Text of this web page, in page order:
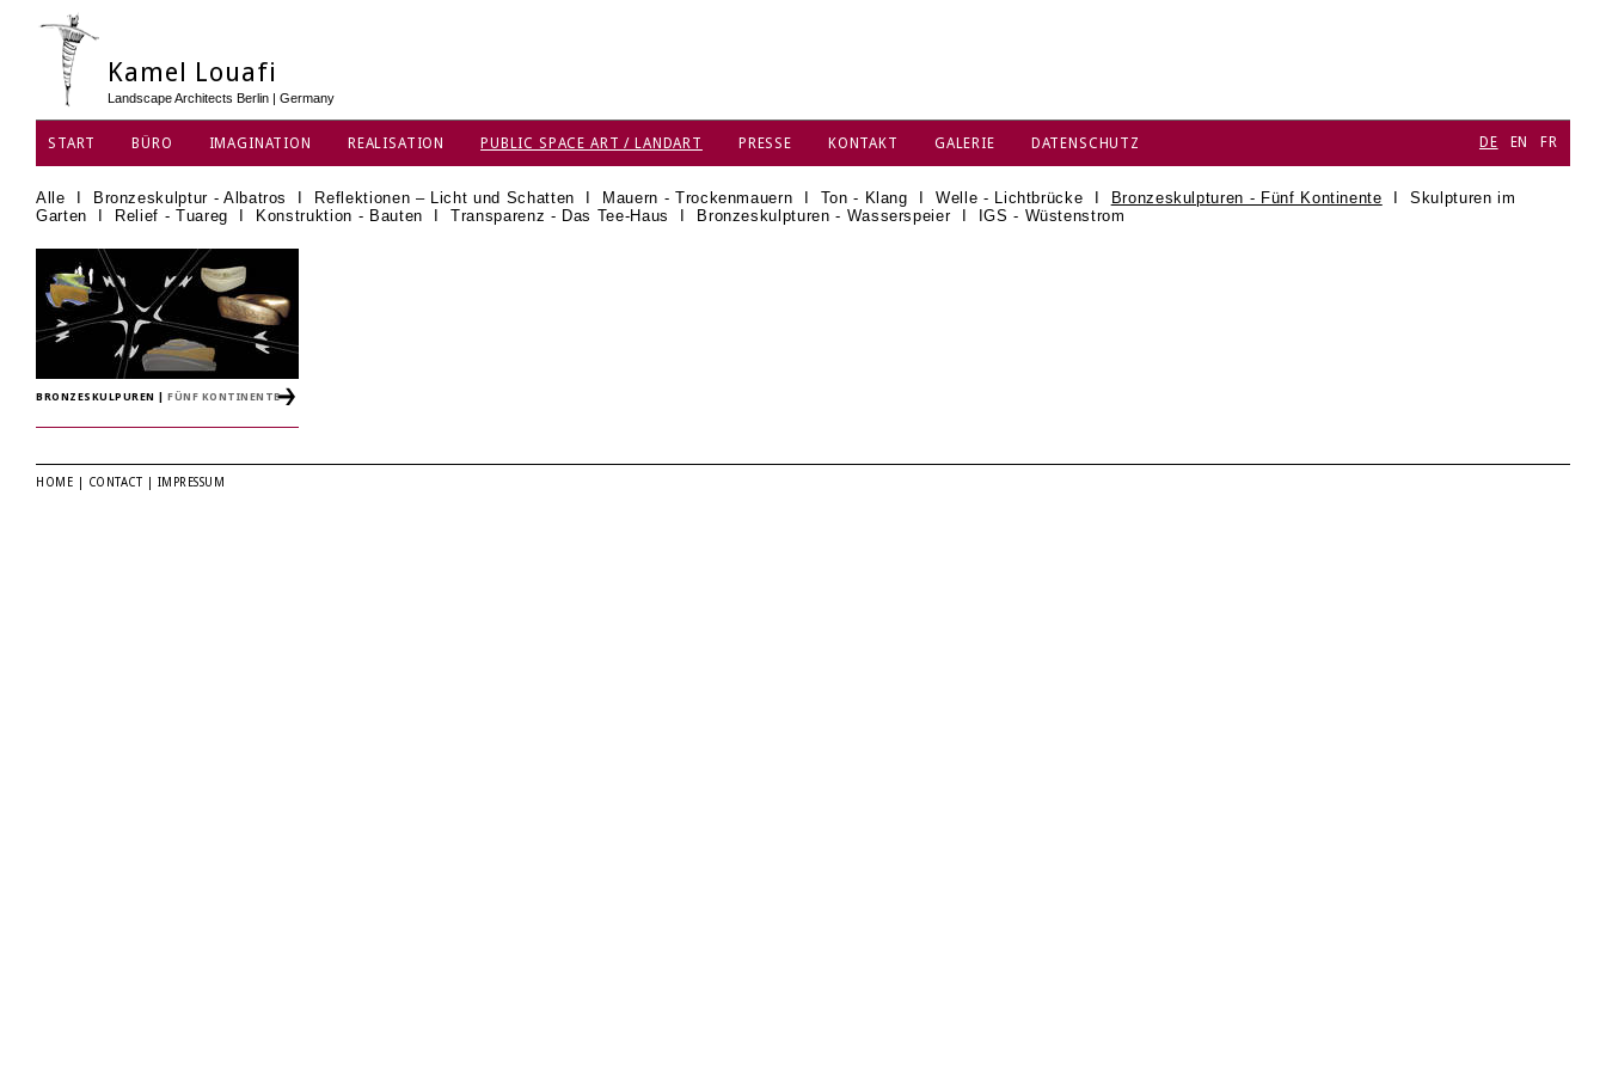
Kamel Louafi
Landscape Architects Berlin | Germany
START BÜRO IMAGINATION REALISATION PUBLIC SPACE ART / LANDART PRESSE KONTAKT GALERIE DATENSCHUTZ DE EN FR
Alle Bronzeskulptur - Albatros Reflektionen – Licht und Schatten Mauern - Trockenmauern Ton - Klang IWelle - Lichtbrücke Bronzeskulpturen - Fünf Kontinente
Skulpturen im
Garten
Relief - Tuareg Konstruktion - Bauten ITransparenz - Das Tee-Haus Bronzeskulpturen - WasserspeierI IGS - Wüstenstrom
BRONZESKULPUREN FÜNF KONTINENTE
HOME CONTACT IMPRESSUM